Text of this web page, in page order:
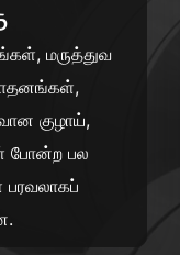
மருத்துவ
குழாய்,
போன்ற பல
பரவலாகப்